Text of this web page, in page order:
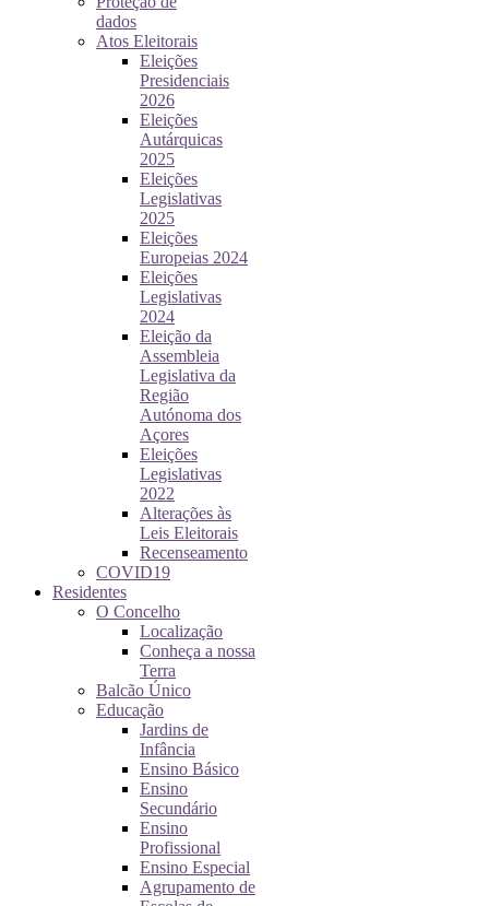
dados
Atos Eleitorais
Eleições
Presidenciais
2026
Eleições
Autárquicas
2025
Eleições
Legislativas
2025
Eleições
Europeias 2024
Eleições
Legislativas
2024
Eleição da
Assembleia
Legislativa da
Região
Autónoma dos
Açores
Eleições
Legislativas
2022
Alterações às
Leis Eleitorais
Recenseamento
COVID19
Residentes
O Concelho
Localização
Conheça a nossa
Terra
Balcão Único
Educação
Jardins de
Infância
Ensino Básico
Ensino
Secundário
Ensino
Profissional
Ensino Especial
Agrupamento de